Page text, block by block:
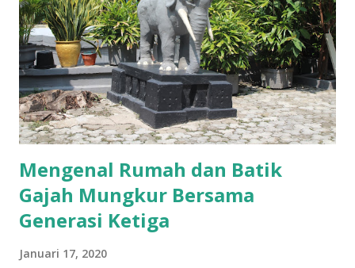
Emi menjelaskan, dari ratusan perkara yang ditangani yang
sudah berjalan dua pekan. Baru 20 perkara yang dikabulkan.
“Rata-rata usia perceraian didominasi wanita berusia
produktif. Mulai umur 22 hingga 30 tahun,” paparnya. Tahun
lalu, angka perceraian di bulan Januari 2019 mencapai
ratusan perkara yang dikabulkan. 161 gugatan cera...
Mengenal Rumah dan Batik
Gajah Mungkur Bersama
Generasi Ketiga
Januari 17, 2020